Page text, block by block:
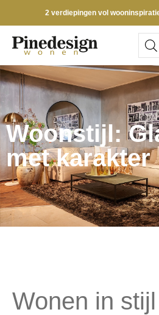
2 verdiepingen vol
Woonstijl:
met karakter
Wonen in stijl